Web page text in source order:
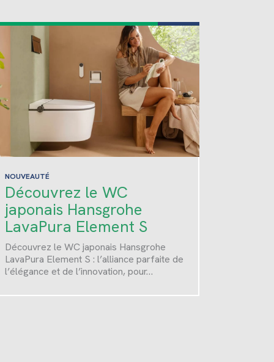
NOUVEAUTÉ
Découvrez le WC
japonais Hansgrohe
LavaPura Element S
Découvrez le WC japonais Hansgrohe
LavaPura Element S : l’alliance parfaite de
l’élégance et de l’innovation, pour…